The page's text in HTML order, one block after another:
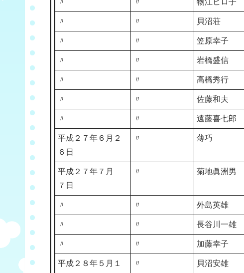
〃 〃 物江ヒロ子
〃 〃 貝沼荘
〃 〃 笠原幸子
〃 〃 岩橋盛信
〃 〃 高橋秀行
〃 〃 佐藤和夫
〃 〃 遠藤喜七郎
平成２７年６月２
６日
〃 薄巧
平成２７年７月
７日
〃 菊地眞洲男
〃 〃 外島英雄
〃 〃 長谷川一雄
〃 〃 加藤幸子
平成２８年５月１
〃 貝沼安雄